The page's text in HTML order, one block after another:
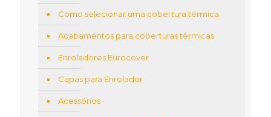
Como selecionar uma cobertura térmica
Acabamentos para coberturas térmicas
Enroladores Eurocover
Capas para Enrolador
Acessórios